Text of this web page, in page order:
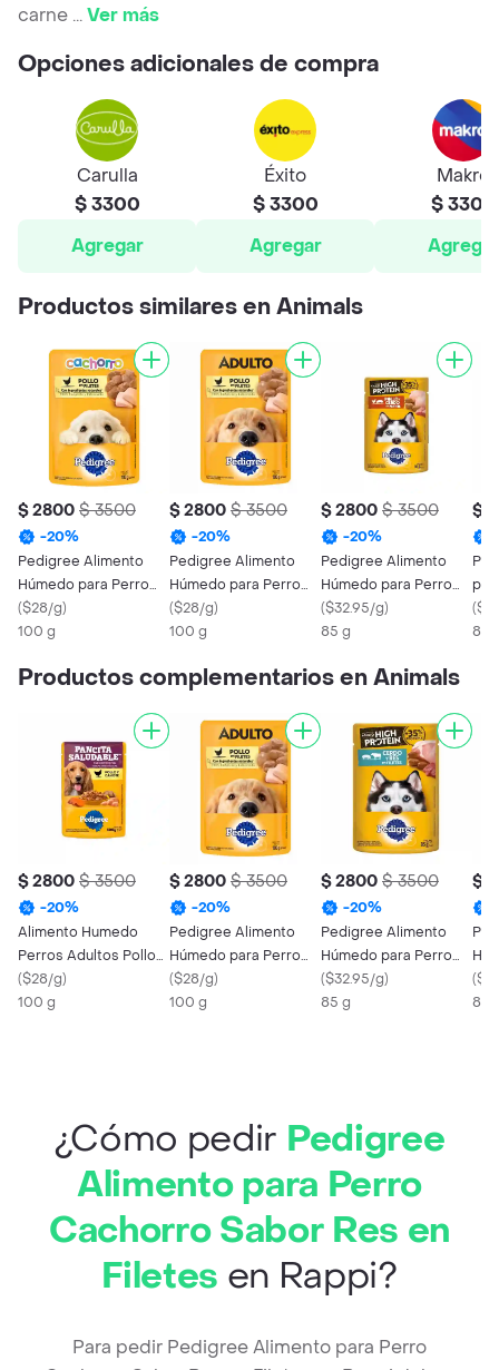
carne ...Ver más
Opciones adicionales de compra
Carulla
$ 3300
Agregar
Éxito
$ 3300
Agregar
Makro
$ 3300
Agregar
Productos similares en Animals
$ 2800 $ 3500
-20%
Pedigree Alimento
Húmedo para Perro
Cachorro Sabor Pollo
($28/g)
100 g
$ 2800 $ 3500
-20%
Pedigree Alimento
Húmedo para Perro
Adulto Sabor Pollo
($28/g)
100 g
$ 2800 $ 3500
-20%
Pedigree Alimento
Húmedo para Perro
Adulto de Pollo y
Cerdo
($32.95/g)
85 g
$
(
85
Productos complementarios en Animals
$ 2800 $ 3500
-20%
Alimento Humedo
Perros Adultos Pollo
Ca Pedigree
($28/g)
100 g
$ 2800 $ 3500
-20%
Pedigree Alimento
Húmedo para Perro
Adulto Sabor Pollo
($28/g)
100 g
$ 2800 $ 3500
-20%
Pedigree Alimento
Húmedo para Perro
Adulto High Protein
Cerdo Res
($32.95/g)
85 g
$
(
85
¿Cómo pedir Pedigree
Alimento para Perro
Cachorro Sabor Res en
Filetes en Rappi?
Para pedir Pedigree Alimento para Perro